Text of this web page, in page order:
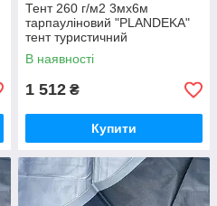
Тент 260 г/м2 3мх6м
тарпауліновий "PLANDEKA"
тент туристичний
В наявності
1 512 ₴
Купити